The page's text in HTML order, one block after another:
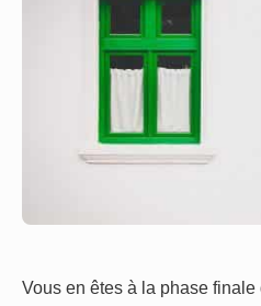
Vous en êtes à la phase